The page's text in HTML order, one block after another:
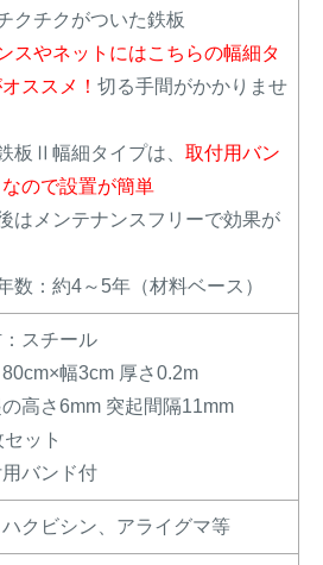
クチクがついた鉄板
スやネットにはこちらの幅細タ
ススメ！ 切る手間がかかりませ
板Ⅱ幅細タイプは、 取付用バン
なので設置が簡単
はメンテナンスフリーで効果が
数：約4～5年（材料ベース）
：スチール
80cm×幅3cm 厚さ0.2m
の高さ6mm 突起間隔11mm
セット
用バンド付
クビシン、アライグマ等